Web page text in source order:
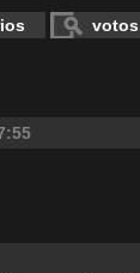
votos